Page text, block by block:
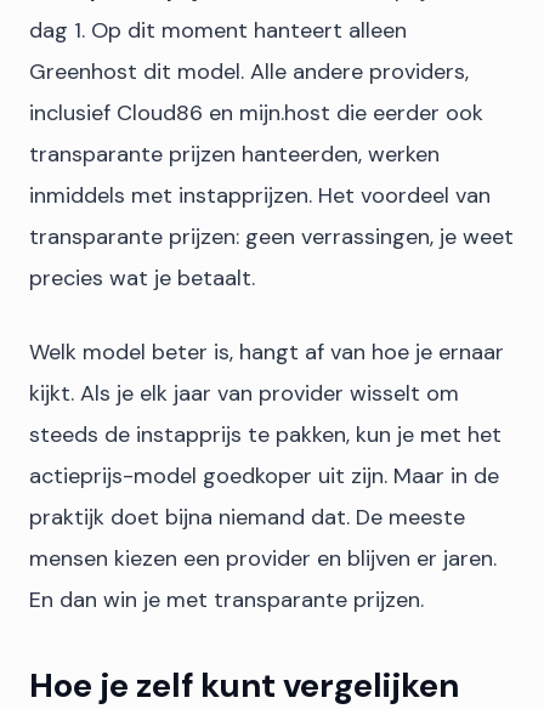
dag 1. Op dit moment hanteert alleen
Greenhost dit model. Alle andere providers,
inclusief Cloud86 en mijn.host die eerder ook
transparante prijzen hanteerden, werken
inmiddels met instapprijzen. Het voordeel van
transparante prijzen: geen verrassingen, je weet
precies wat je betaalt.
Welk model beter is, hangt af van hoe je ernaar
kijkt. Als je elk jaar van provider wisselt om
steeds de instapprijs te pakken, kun je met het
actieprijs-model goedkoper uit zijn. Maar in de
praktijk doet bijna niemand dat. De meeste
mensen kiezen een provider en blijven er jaren.
En dan win je met transparante prijzen.
Hoe je zelf kunt vergelijken